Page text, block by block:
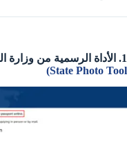
1. الأداة الرسمية من وزارة الخارجية الأمريكية
State Photo Tool)